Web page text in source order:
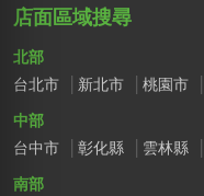
店面區域搜尋
北部
台北市
新北市 桃園市
中部
台中市
彰化縣 雲林縣
南部